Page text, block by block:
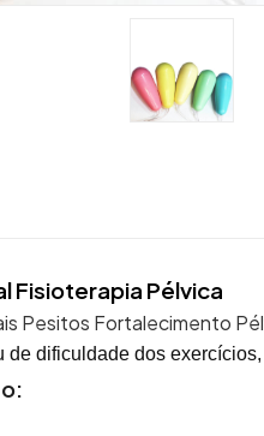
Fisioterapia Pélvica
Pesitos Fortalecimento
de dificuldade dos